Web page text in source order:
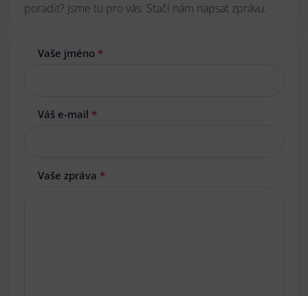
poradit? Jsme tu pro vás. Stačí nám napsat zprávu.
Vaše jméno *
Váš e-mail *
Vaše zpráva *